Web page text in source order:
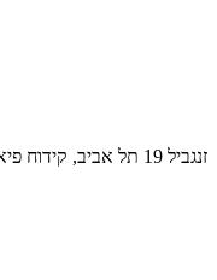
זנגביל 19 תל אביב, קידוח פיאזומטר לעומק של 14 מטר